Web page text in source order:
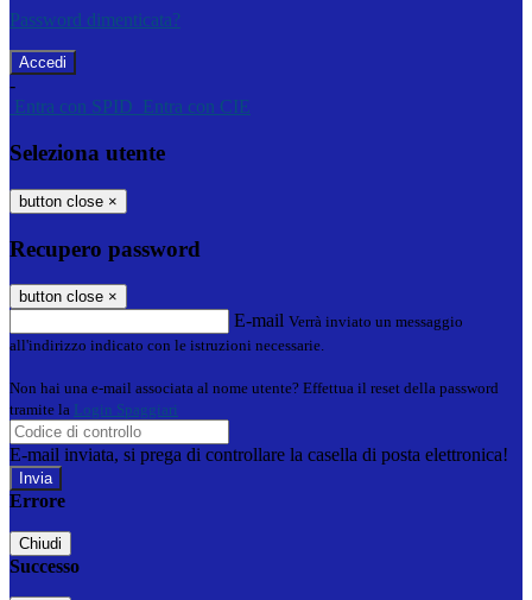
Password dimenticata?
-
Entra con SPID Entra con CIE
Seleziona utente
button close ×
Recupero password
button close ×
E-mail Verrà inviato un messaggio
all'indirizzo indicato con le istruzioni necessarie.
Non hai una e-mail associata al nome utente? Effettua il reset della password
tramite la Login Spaggiari
E-mail inviata, si prega di controllare la casella di posta elettronica!
Errore
Chiudi
Successo